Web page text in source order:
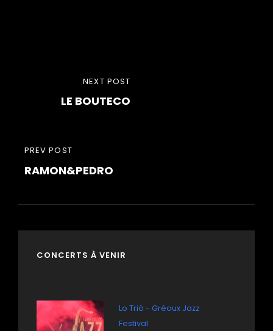
Navigation
PREVIOUS
POST
PREV POST
RAMON&PEDRO
NEXT POST
LE BOUTECO
CONCERTS À VENIR
Lo Triò - Gréoux Jazz
Festival